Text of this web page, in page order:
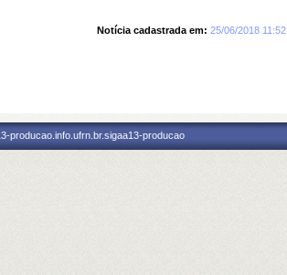
Notícia cadastrada em: 25/06/2018 11:52
producao.info.ufrn.br.sigaa13-producao